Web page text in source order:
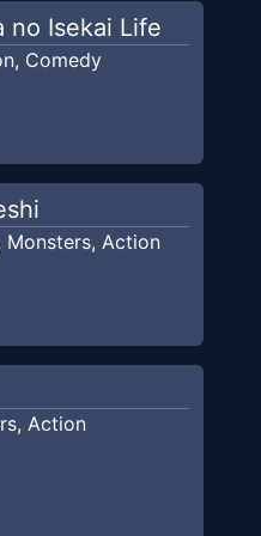
no Isekai Life
, Comedy
Monsters, Action
, Action